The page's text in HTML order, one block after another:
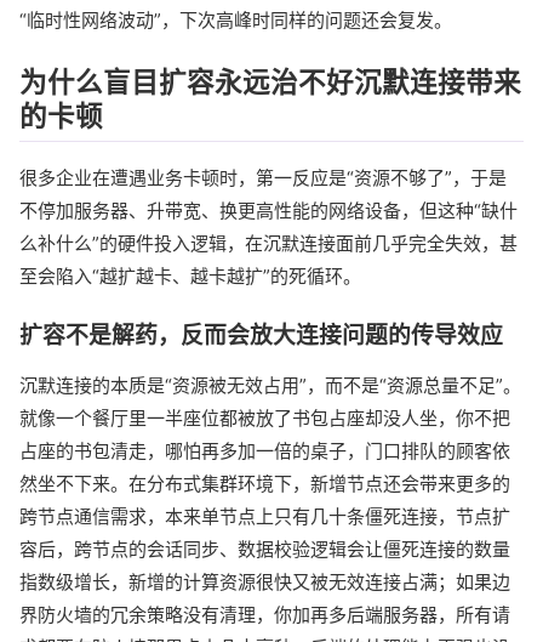
“临时性网络波动”，下次高峰时同样的问题还会复发。
为什么盲目扩容永远治不好沉默连接带来
的卡顿
很多企业在遭遇业务卡顿时，第一反应是“资源不够了”，于是
不停加服务器、升带宽、换更高性能的网络设备，但这种“缺什
么补什么”的硬件投入逻辑，在沉默连接面前几乎完全失效，甚
至会陷入“越扩越卡、越卡越扩”的死循环。
扩容不是解药，反而会放大连接问题的传导效应
沉默连接的本质是“资源被无效占用”，而不是“资源总量不足”。
就像一个餐厅里一半座位都被放了书包占座却没人坐，你不把
占座的书包清走，哪怕再多加一倍的桌子，门口排队的顾客依
然坐不下来。在分布式集群环境下，新增节点还会带来更多的
跨节点通信需求，本来单节点上只有几十条僵死连接，节点扩
容后，跨节点的会话同步、数据校验逻辑会让僵死连接的数量
指数级增长，新增的计算资源很快又被无效连接占满；如果边
界防火墙的冗余策略没有清理，你加再多后端服务器，所有请